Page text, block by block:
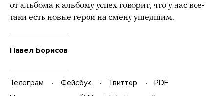
от альбома к альбому успех говорит, что у нас все-
таки есть новые герои на смену ушедшим.
Павел Борисов
Телеграм Фейсбук Твиттер
PDF